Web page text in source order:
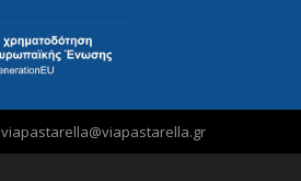
viapastarella@viapastarella.gr